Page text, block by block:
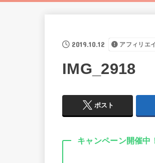
2019.10.12 アフィリエ
IMG_2918
ポスト
キャンペーン開催中